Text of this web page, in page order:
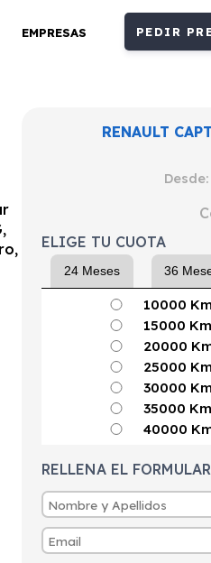
EMPRESAS PEDIR
RENAULT
Desde:
ELIGE TU CUOTA
24 Meses 36
10000
15000 Km
20000
25000
30000
35000 Km
40000
RELLENA EL